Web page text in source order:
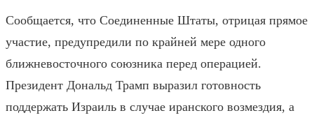
Сообщается, что Соединенные Штаты, отрицая прямое
участие, предупредили по крайней мере одного
ближневосточного союзника перед операцией.
Президент Дональд Трамп выразил готовность
поддержать Израиль в случае иранского возмездия, а